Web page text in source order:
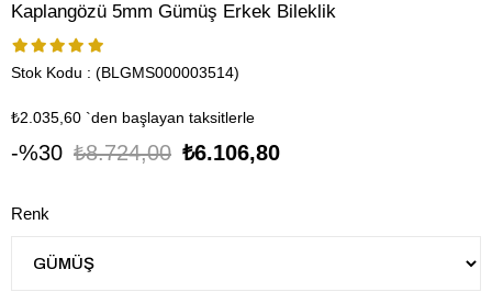
Kaplangözü 5mm Gümüş Erkek Bileklik
Stok Kodu (BLGMS000003514)
₺2.035,60 `den başlayan taksitlerle
30 ₺8.724,00 ₺6.106,80
Renk